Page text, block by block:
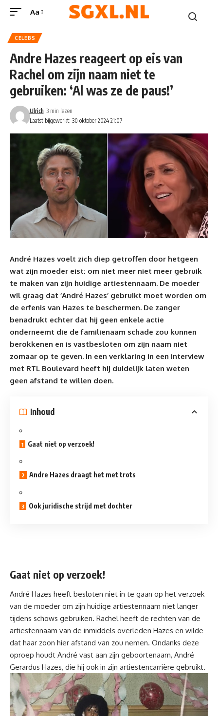
Aa
CELEBS
Andre Hazes reageert op eis van
Rachel om zijn naam niet te
gebruiken: ‘Al was ze de paus!’
Laatst bijgewerkt: 30 oktober 2024 21:07
Ulrich 3 min lezen
André Hazes voelt zich diep getroffen door hetgeen
wat zijn moeder eist: om niet meer niet meer gebruik
te maken van zijn huidige artiestennaam. De moeder
wil graag dat ‘André Hazes’ gebruikt moet worden om
de erfenis van Hazes te beschermen. De zanger
benadrukt echter dat hij geen enkele actie
onderneemt die de familienaam schade zou kunnen
berokkenen en is vastbesloten om zijn naam niet
zomaar op te geven. In een verklaring in een interview
met RTL Boulevard heeft hij duidelijk laten weten
geen afstand te willen doen.
Inhoud
Gaat niet op verzoek!
Andre Hazes draagt het met trots
Ook juridische strijd met dochter
Gaat niet op verzoek!
André Hazes heeft besloten niet in te gaan op het verzoek
van de moeder om zijn huidige artiestennaam niet langer
tijdens schows gebruiken. Rachel heeft de rechten van de
artiestennaam van de inmiddels overleden Hazes en wilde
dat haar zoon hier afstand van zou nemen. Ondanks deze
oproep houdt André vast aan zijn geboortenaam, André
Gerardus Hazes, die hij ook in zijn artiestencarrière gebruikt.